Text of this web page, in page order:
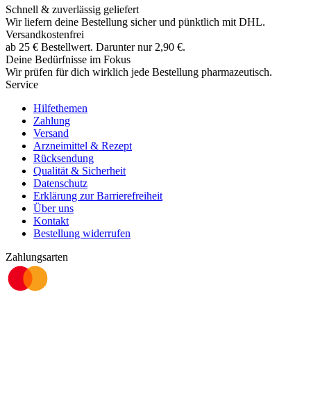
Schnell & zuverlässig geliefert
Wir liefern deine Bestellung sicher und pünktlich mit DHL.
Versandkostenfrei
ab 25 € Bestellwert. Darunter nur 2,90 €.
Deine Bedürfnisse im Fokus
Wir prüfen für dich wirklich jede Bestellung pharmazeutisch.
Service
Hilfethemen
Zahlung
Versand
Arzneimittel & Rezept
Rücksendung
Qualität & Sicherheit
Datenschutz
Erklärung zur Barrierefreiheit
Über uns
Kontakt
Bestellung widerrufen
Zahlungsarten